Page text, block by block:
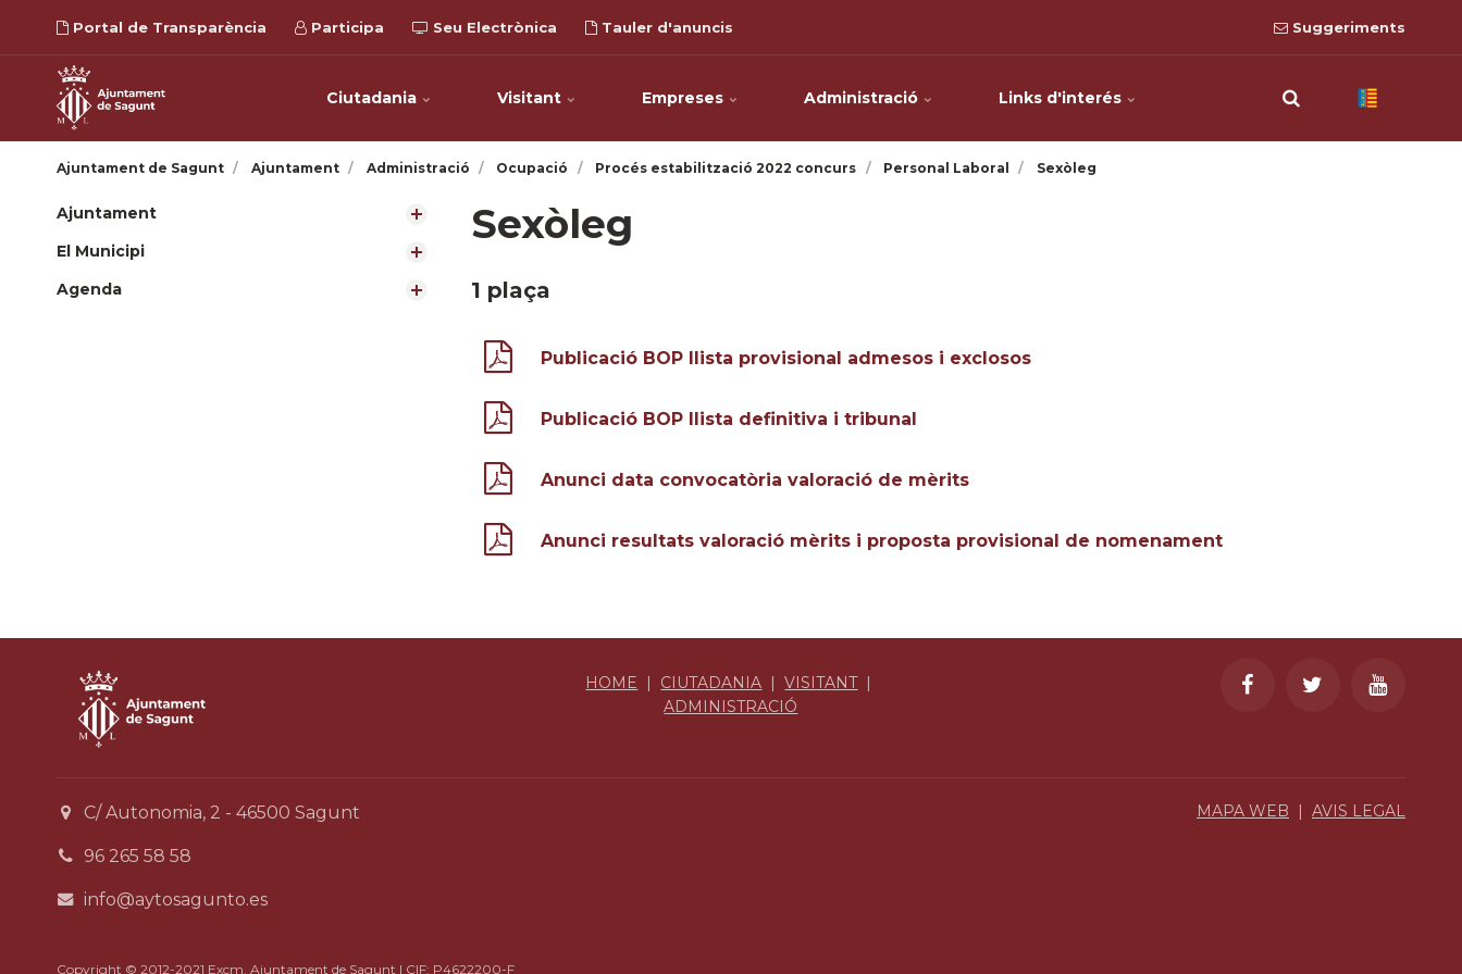
Portal de Transparència Participa Seu Electrònica Tauler d'anuncis Suggeriments
Ciutadania Visitant Empreses Administració Links d'interés
Ajuntament de Sagunt Ajuntament Administració Ocupació Procés estabilització 2022 concurs Personal Laboral Sexòleg
Ajuntament
El Municipi
Agenda
Sexòleg
1 plaça
Publicació BOP llista provisional admesos i exclosos
Publicació BOP llista definitiva i tribunal
Anunci data convocatòria valoració de mèrits
Anunci resultats valoració mèrits i proposta provisional de nomenament
HOME | CIUTADANIA |VISITANT|
ADMINISTRACIÓ
C/ Autonomia, 2 - 46500 Sagunt
96 265 58 58
info@aytosagunto.es
MAPA WEB | AVIS LEGAL
Copyright © 2012-2021 Excm. Ajuntament de Sagunt | CIF: P4622200-F